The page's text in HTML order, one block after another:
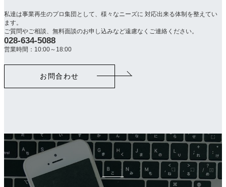
私達は事業再生のプロ集団として、様々なニーズに 対応出来る体制を整えてい
ます。
ご質問やご相談、無料面談のお申し込みなど遠慮なくご連絡ください。
カ
ラ
ク
028-634-5088
営業時間：10:00～18:00
お問合わせ